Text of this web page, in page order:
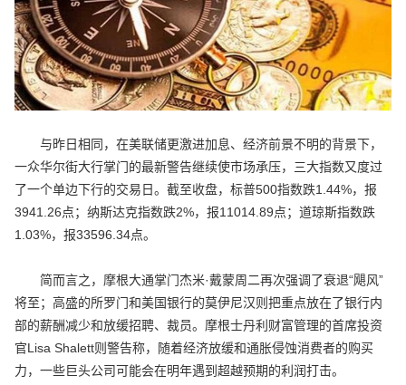
与昨日相同，在美联储更激进加息、经济前景不明的背景下，
一众华尔街大行掌门的最新警告继续使市场承压，三大指数又度过
了一个单边下行的交易日。截至收盘，标普500指数跌1.44%，报
3941.26点；纳斯达克指数跌2%，报11014.89点；道琼斯指数跌
1.03%，报33596.34点。
简而言之，摩根大通掌门杰米·戴蒙周二再次强调了衰退“飓风”
将至；高盛的所罗门和美国银行的莫伊尼汉则把重点放在了银行内
部的薪酬减少和放缓招聘、裁员。摩根士丹利财富管理的首席投资
官Lisa Shalett则警告称，随着经济放缓和通胀侵蚀消费者的购买
力，一些巨头公司可能会在明年遇到超越预期的利润打击。